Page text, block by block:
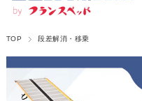
TOP 段差解消・移乗